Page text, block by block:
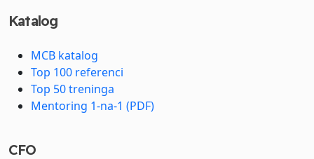
Katalog
MCB katalog
Top 100 referenci
Top 50 treninga
Mentoring 1-na-1 (PDF)
CFO